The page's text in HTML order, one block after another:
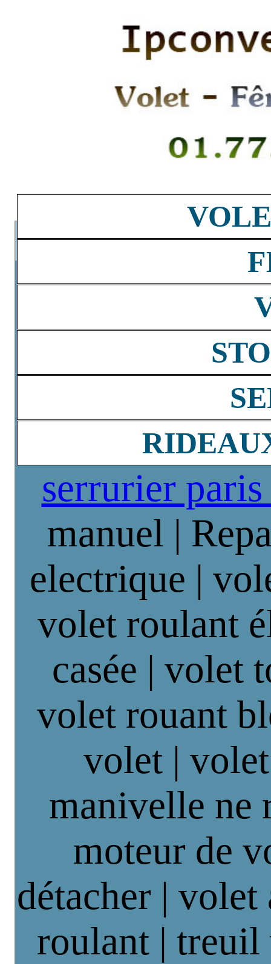
serrurier
manuel |
electrique |
volet roulant
casée | volet
volet rouant
volet |
manivelle ne
moteur de
détacher | volet
roulant |